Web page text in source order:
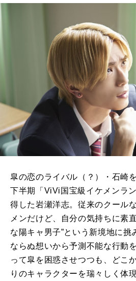
皐の恋のライバル（？）・石崎
下半期「ViVi国宝級イケメンラ
得した岩瀬洋志。従来のクール
メンだけど、自分の気持ちに素
な陽キャ男子”という新境地に挑
ならぬ想いから予測不能な行動
って皐を困惑させつつも、どこ
りのキャラクターを瑞々しく体